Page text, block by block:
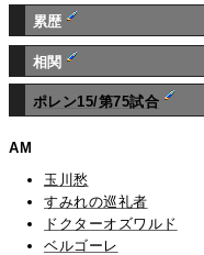
累歴
相関
ポレン15/第75試合
AM
玉川愁
すみれの巡礼者
ドクターオズワルド
ベルゴーレ